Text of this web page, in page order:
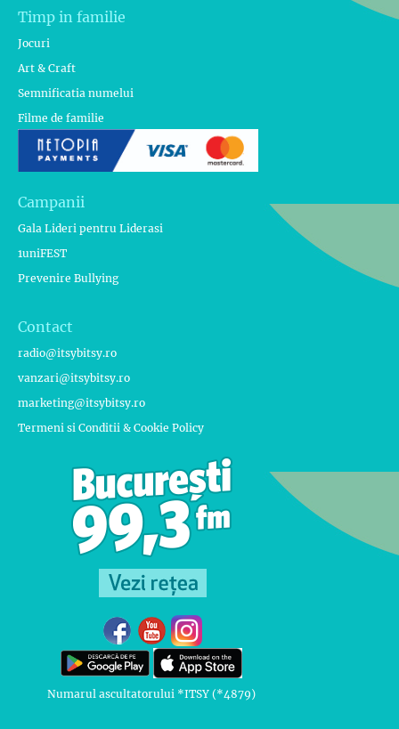
Timp in familie
Jocuri
Art & Craft
Semnificatia numelui
Filme de familie
Campanii
Gala Lideri pentru Liderasi
1uniFEST
Prevenire Bullying
Contact
radio@itsybitsy.ro
vanzari@itsybitsy.ro
marketing@itsybitsy.ro
Termeni si Conditii & Cookie Policy
Numarul ascultatorului *ITSY (*4879)